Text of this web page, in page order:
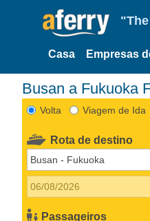
Casa Empresas
Busan a Fukuoka
Volta Viagem de Ida
Rota de destino
Passageiros